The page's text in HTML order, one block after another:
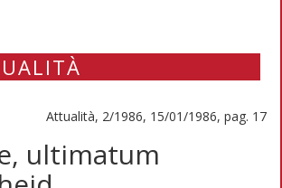
Attualità, 2/1986, 15/01/1986, pag. 17
ultimatum